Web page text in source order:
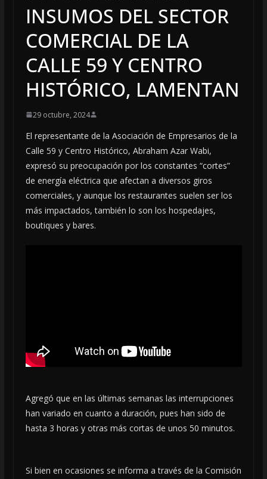
INSUMOS DEL SECTOR
COMERCIAL DE LA
CALLE 59 Y CENTRO
HISTÓRICO, LAMENTAN
29 octubre, 2024
El representante de la Asociación de Empresarios de la
Calle 59 y Centro Histórico, Abraham Azar Wabi,
expresó su preocupación por los constantes “cortes”
de energía eléctrica que afectan a diversos giros
comerciales, y aunque los restaurantes suelen ser los
más impactados, también lo son los hospedajes,
boutiques y bares.
Agregó que en las últimas semanas las interrupciones
han variado en cuanto a duración, pues han sido de
hasta 3 horas y otras más cortas de unos 50 minutos.
Si bien en ocasiones se informa a través de la Comisión